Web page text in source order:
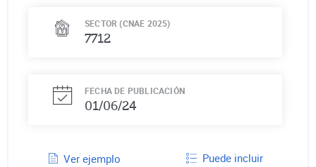
SECTOR (CNAE 2025)
7712
FECHA DE PUBLICACIÓN
01/06/24
Ver ejemplo Puede incluir